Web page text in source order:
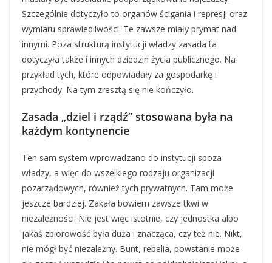
Szczególnie dotyczyło to organów ścigania i represji oraz
wymiaru sprawiedliwości. Te zawsze miały prymat nad
innymi. Poza strukturą instytucji władzy zasada ta
dotyczyła także i innych dziedzin życia publicznego. Na
przykład tych, które odpowiadały za gospodarkę i
przychody. Na tym zresztą się nie kończyło.
Zasada „dziel i rządź” stosowana była na
każdym kontynencie
Ten sam system wprowadzano do instytucji spoza
władzy, a więc do wszelkiego rodzaju organizacji
pozarządowych, również tych prywatnych. Tam może
jeszcze bardziej. Zakała bowiem zawsze tkwi w
niezależności. Nie jest więc istotnie, czy jednostka albo
jakaś zbiorowość była duża i znacząca, czy też nie. Nikt,
nie mógł być niezależny. Bunt, rebelia, powstanie może